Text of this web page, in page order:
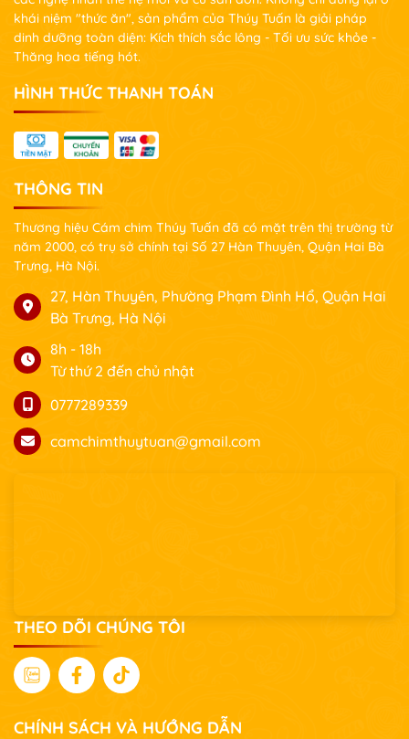
khái niệm "thức ăn", sản phẩm của Thúy Tuấn là giải pháp
dinh dưỡng toàn diện: Kích thích sắc lông - Tối ưu sức khỏe -
Thăng hoa tiếng hót.
HÌNH THỨC THANH TOÁN
THÔNG TIN
Thương hiệu Cám chim Thúy Tuấn đã có mặt trên thị trường từ
năm 2000, có trụ sở chính tại Số 27 Hàn Thuyên, Quận Hai Bà
Trưng, Hà Nội.
27, Hàn Thuyên, Phường Phạm Đình Hổ, Quận Hai
Bà Trưng, Hà Nội
8h - 18h
Từ thứ 2 đến chủ nhật
0777289339
camchimthuytuan@gmail.com
THEO DÕI CHÚNG TÔI
CHÍNH SÁCH VÀ HƯỚNG DẪN